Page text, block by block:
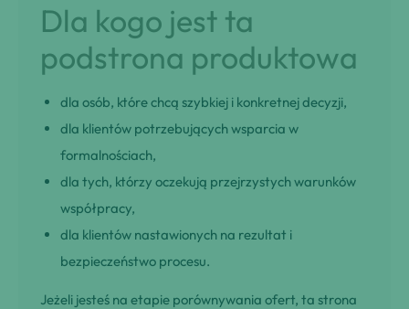
Dla kogo jest ta
podstrona produktowa
dla osób, które chcą szybkiej i konkretnej decyzji,
dla klientów potrzebujących wsparcia w
formalnościach,
dla tych, którzy oczekują przejrzystych warunków
współpracy,
dla klientów nastawionych na rezultat i
bezpieczeństwo procesu.
Jeżeli jesteś na etapie porównywania ofert, ta strona